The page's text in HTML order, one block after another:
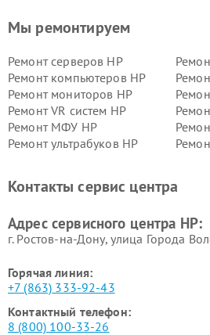
Мы ремонтируем
Ремонт серверов HP
Ремонт компьютеров HP
Ремонт мониторов HP
Ремонт VR систем HP
Ремонт МФУ HP
Ремонт ультрабуков HP
Контакты сервис центра
Адрес сервисного центра HP:
г. Ростов-на-Дону, улица Города
Горячая линия:
+7 (863) 333-92-43
Контактный телефон:
8 (800) 100-33-26